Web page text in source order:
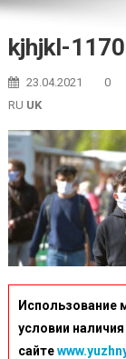
kjhjkl-
23.04.2021 0
RU UK
Использование
условии
сайте